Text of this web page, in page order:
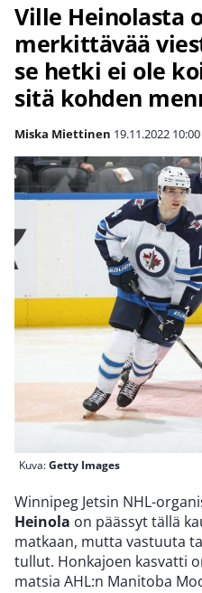
Ville Heinolasta
merkittävää
se hetki ei ole
sitä kohden
Miska Miettinen 19.11.2022 10:00
Kuva:Getty Images
Winnipeg Jetsin NHL-
Heinola on päässyt tällä
matkaan, mutta vastuuta
tullut. Honkajoen kasvatti
matsia AHL:n Manitoba